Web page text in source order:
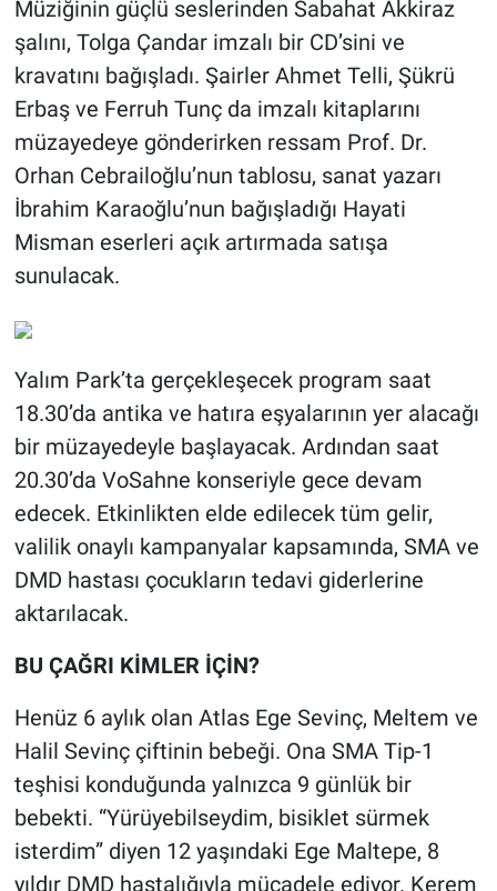
Müziğinin güçlü seslerinden Sabahat Akkiraz
şalını, Tolga Çandar imzalı bir CD’sini ve
kravatını bağışladı. Şairler Ahmet Telli, Şükrü
Erbaş ve Ferruh Tunç da imzalı kitaplarını
müzayedeye gönderirken ressam Prof. Dr.
Orhan Cebrailoğlu’nun tablosu, sanat yazarı
İbrahim Karaoğlu’nun bağışladığı Hayati
Misman eserleri açık artırmada satışa
sunulacak.
Yalım Park’ta gerçekleşecek program saat
18.30’da antika ve hatıra eşyalarının yer alacağı
bir müzayedeyle başlayacak. Ardından saat
20.30’da VoSahne konseriyle gece devam
edecek. Etkinlikten elde edilecek tüm gelir,
valilik onaylı kampanyalar kapsamında, SMA ve
DMD hastası çocukların tedavi giderlerine
aktarılacak.
BU ÇAĞRI KİMLER İÇİN?
Henüz 6 aylık olan Atlas Ege Sevinç, Meltem ve
Halil Sevinç çiftinin bebeği. Ona SMA Tip-1
teşhisi konduğunda yalnızca 9 günlük bir
bebekti. “Yürüyebilseydim, bisiklet sürmek
isterdim” diyen 12 yaşındaki Ege Maltepe, 8
yıldır DMD hastalığıyla mücadele ediyor. Kerem